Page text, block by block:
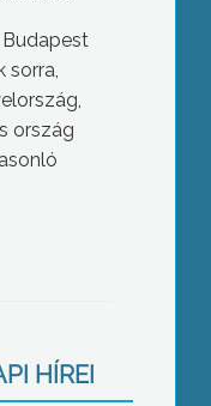
sorra,
ország
HÍREI